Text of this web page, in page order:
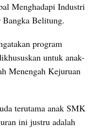
Menghadapi Industri
Belitung.
program
untuk anak-
Menengah Kejuruan
terutama anak SMK
ini justru adalah